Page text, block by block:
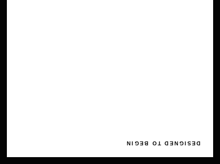
DESIGNED TO BEGIN